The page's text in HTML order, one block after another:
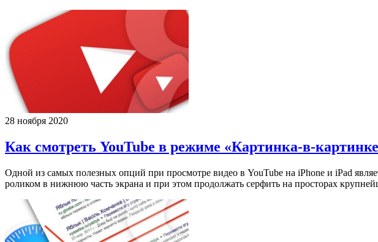
28 ноября 2020
Как смотреть YouTube в режиме «Картинка-в-
Одной из самых полезных опций при просмотре видео в YouTube на iPhone и iPad
роликом в нижнюю часть экрана и при этом продолжать серфить на просторах